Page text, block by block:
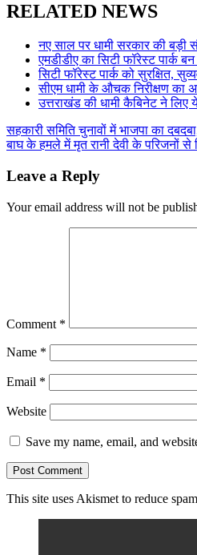
RELATED NEWS
नए साल पर धामी सरकार की बड़ी
एमडीडीए का सिटी फॉरेस्ट पार्क
सिटी फॉरेस्ट पार्क को सुरक्षित,
सीएम धामी के औचक निरीक्षण का
उत्तराखंड की धामी कैबिनेट ने
Post
navigation
सहकारी समिति चुनावों में भाजपा का
बाघ के हमले में मृत रानी देवी के परिजनों से
Leave a Reply
Your email address will not be
Comment *
Name *
Email *
Website
Save my name, email, and
This site uses Akismet to reduce